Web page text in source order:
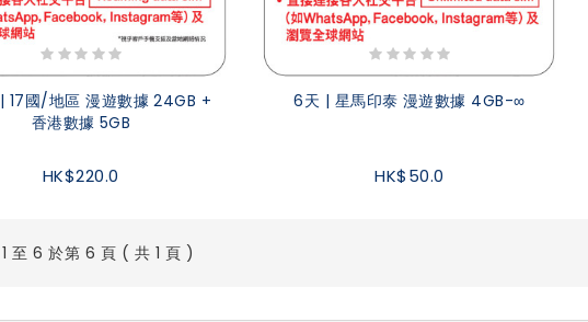
17國/地區 漫遊數據 24GB +
香港數據 5GB
HK$220.0
6天 | 星馬印泰 漫遊數據 4GB-∞
HK$50.0
至 6 於第 6 頁 ( 共 1 頁 )